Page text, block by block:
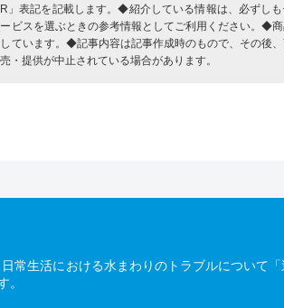
」表記を記載します。◆紹介している情報は、必ずし
ビスを選ぶときの参考情報としてご利用ください。◆
ています。◆記事内容は記事作成時のもので、その後
提供が中止されている場合があります。
常生活における水まわりのトラブルについて
。